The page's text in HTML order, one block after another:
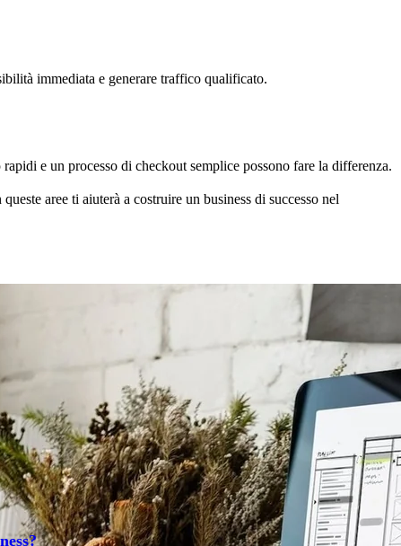
immediata e generare traffico qualificato.
e un processo di checkout semplice possono fare la differenza.
aree ti aiuterà a costruire un business di successo nel